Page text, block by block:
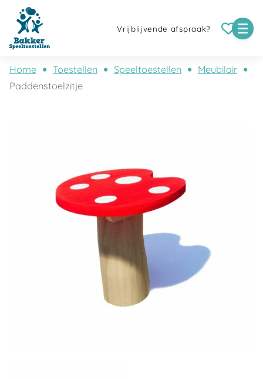
Vrijblijvende afspraak?
Home Toestellen Speeltoestellen
Meubilair
Paddenstoelzitje